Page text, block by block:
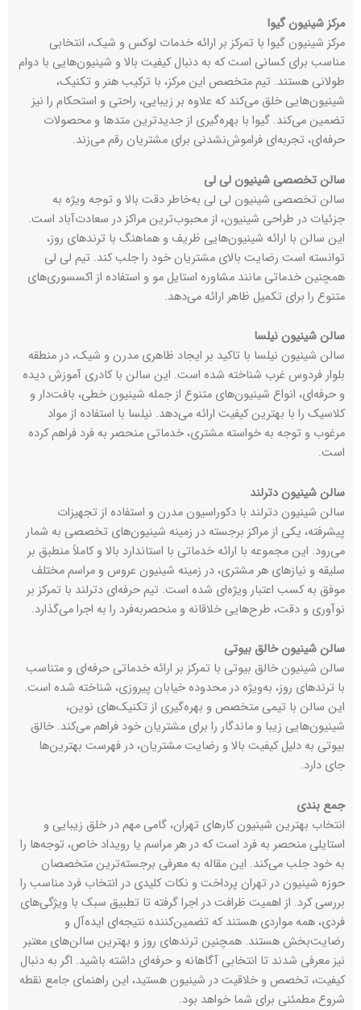
مرکز شینیون گیوا
مرکز شینیون گیوا با تمرکز بر ارائه خدمات لوکس و شیک، انتخابی
مناسب برای کسانی است که به دنبال کیفیت بالا و شینیون‌هایی با دوام
طولانی هستند. تیم متخصص این مرکز، با ترکیب هنر و تکنیک،
شینیون‌هایی خلق می‌کند که علاوه بر زیبایی، راحتی و استحکام را نیز
تضمین می‌کند. گیوا با بهره‌گیری از جدیدترین متدها و محصولات
حرفه‌ای، تجربه‌ای فراموش‌نشدنی برای مشتریان رقم می‌زند.
سالن تخصصی شینیون لی لی
سالن تخصصی شینیون لی لی به‌خاطر دقت بالا و توجه ویژه به
جزئیات در طراحی شینیون، از محبوب‌ترین مراکز در سعادت‌آباد است.
این سالن با ارائه شینیون‌هایی ظریف و هماهنگ با ترندهای روز،
توانسته است رضایت بالای مشتریان خود را جلب کند. تیم لی لی
همچنین خدماتی مانند مشاوره استایل مو و استفاده از اکسسوری‌های
متنوع را برای تکمیل ظاهر ارائه می‌دهد.
سالن شینیون نیلسا
سالن شینیون نیلسا با تاکید بر ایجاد ظاهری مدرن و شیک، در منطقه
بلوار فردوس غرب شناخته شده است. این سالن با کادری آموزش دیده
و حرفه‌ای، انواع شینیون‌های متنوع از جمله شینیون خطی، بافت‌دار و
کلاسیک را با بهترین کیفیت ارائه می‌دهد. نیلسا با استفاده از مواد
مرغوب و توجه به خواسته مشتری، خدماتی منحصر به فرد فراهم کرده
است.
سالن شینیون دترلند
سالن شینیون دترلند با دکوراسیون مدرن و استفاده از تجهیزات
پیشرفته، یکی از مراکز برجسته در زمینه شینیون‌های تخصصی به شمار
می‌رود. این مجموعه با ارائه خدماتی با استاندارد بالا و کاملاً منطبق بر
سلیقه و نیازهای هر مشتری، در زمینه شینیون عروس و مراسم مختلف
موفق به کسب اعتبار ویژه‌ای شده است. تیم حرفه‌ای دترلند با تمرکز بر
نوآوری و دقت، طرح‌هایی خلاقانه و منحصربه‌فرد را به اجرا می‌گذارد.
سالن شینیون خالق بیوتی
سالن شینیون خالق بیوتی با تمرکز بر ارائه خدماتی حرفه‌ای و متناسب
با ترندهای روز، به‌ویژه در محدوده خیابان پیروزی، شناخته شده است.
این سالن با تیمی متخصص و بهره‌گیری از تکنیک‌های نوین،
شینیون‌هایی زیبا و ماندگار را برای مشتریان خود فراهم می‌کند. خالق
بیوتی به دلیل کیفیت بالا و رضایت مشتریان، در فهرست بهترین‌ها
جای دارد.
جمع بندی
انتخاب بهترین شینیون کارهای تهران، گامی مهم در خلق زیبایی و
استایلی منحصر به فرد است که در هر مراسم یا رویداد خاص، توجه‌ها را
به خود جلب می‌کند. این مقاله به معرفی برجسته‌ترین متخصصان
حوزه شینیون در تهران پرداخت و نکات کلیدی در انتخاب فرد مناسب را
بررسی کرد. از اهمیت ظرافت در اجرا گرفته تا تطبیق سبک با ویژگی‌های
فردی، همه مواردی هستند که تضمین‌کننده نتیجه‌ای ایده‌آل و
رضایت‌بخش هستند. همچنین ترندهای روز و بهترین سالن‌های معتبر
نیز معرفی شدند تا انتخابی آگاهانه و حرفه‌ای داشته باشید. اگر به دنبال
کیفیت، تخصص و خلاقیت در شینیون هستید، این راهنمای جامع نقطه
شروع مطمئنی برای شما خواهد بود.